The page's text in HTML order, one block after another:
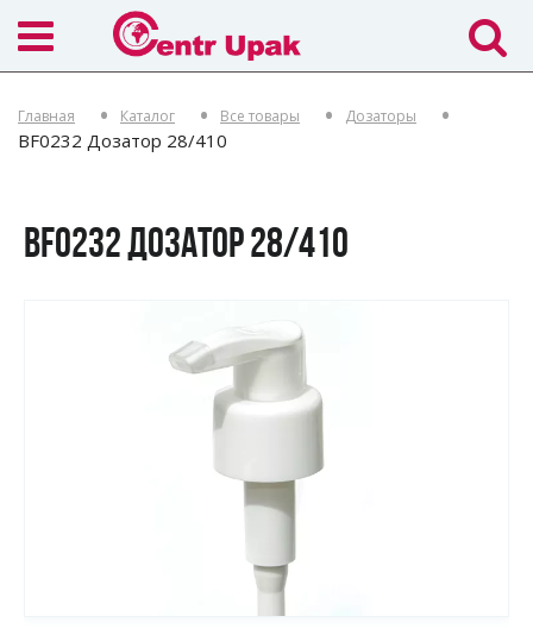
Главная Каталог Все товары Дозаторы
BF0232 Дозатор 28/410
BF0232 ДОЗАТОР 28/410